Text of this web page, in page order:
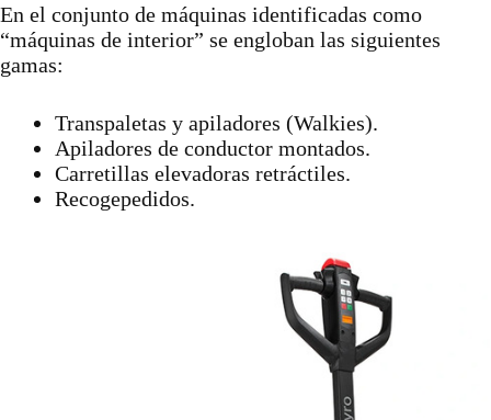
En el conjunto de máquinas identificadas como
“máquinas de interior” se engloban las siguientes
gamas:
Transpaletas y apiladores (Walkies).
Apiladores de conductor montados.
Carretillas elevadoras retráctiles.
Recogepedidos.